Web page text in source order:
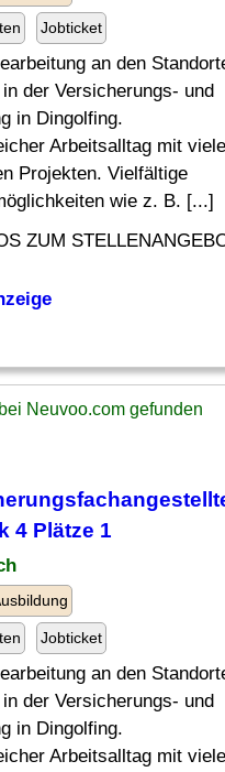
Jobticket
an den
der Versicherungs- und
in Dingolfing.
Arbeitsalltag mit
Projekten. Vielfältige
wie z. B. [...]
ZUM
Neuvoo.com gefunden
4 Plätze 1
Jobticket
an den
der Versicherungs- und
in Dingolfing.
Arbeitsalltag mit